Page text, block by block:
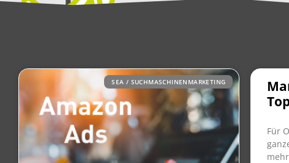
SEA / SUCHMASCHINENMARKETING
Für